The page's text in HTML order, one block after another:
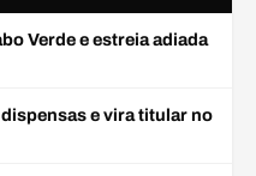
Verde e estreia adiada
e vira titular no